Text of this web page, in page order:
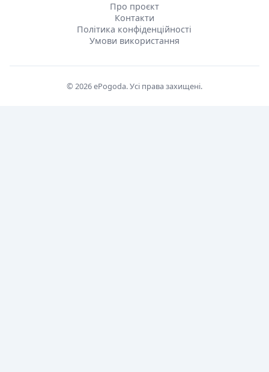
Про проєкт
Контакти
Політика конфіденційності
Умови використання
© 2026 ePogoda. Усі права захищені.